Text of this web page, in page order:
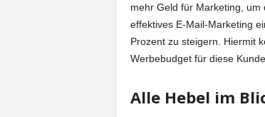
mehr Geld für Marketing,
effektives E-Mail-Marketing
Prozent zu steigern. Hiermit
Werbebudget für diese
Alle Hebel im